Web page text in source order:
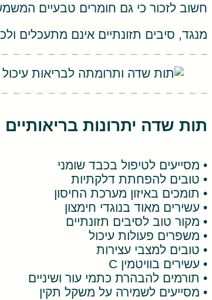
חשוב לזכור כי גם חומרים טבעיים
מנגד, סיבים תזונתיים אינם מתעכלים
תות שדה יתרונות בריאותיים
• מסייעים לטיפול בכבד שומני
• טובים להפחתת דלקתיות
• תומכים באיזון מערכת החיסון
• עשירים מאוד בנוגדי חימצון
• מקור טוב לסיבים תזונתיים
• משפרים פעולות עיכול
• טובים למצבי עצירות
• עשירים בוויטמין C
• תורמים להבהרת כתמי עור ושיניים
• מסייעים לשמירה על משקל תקין